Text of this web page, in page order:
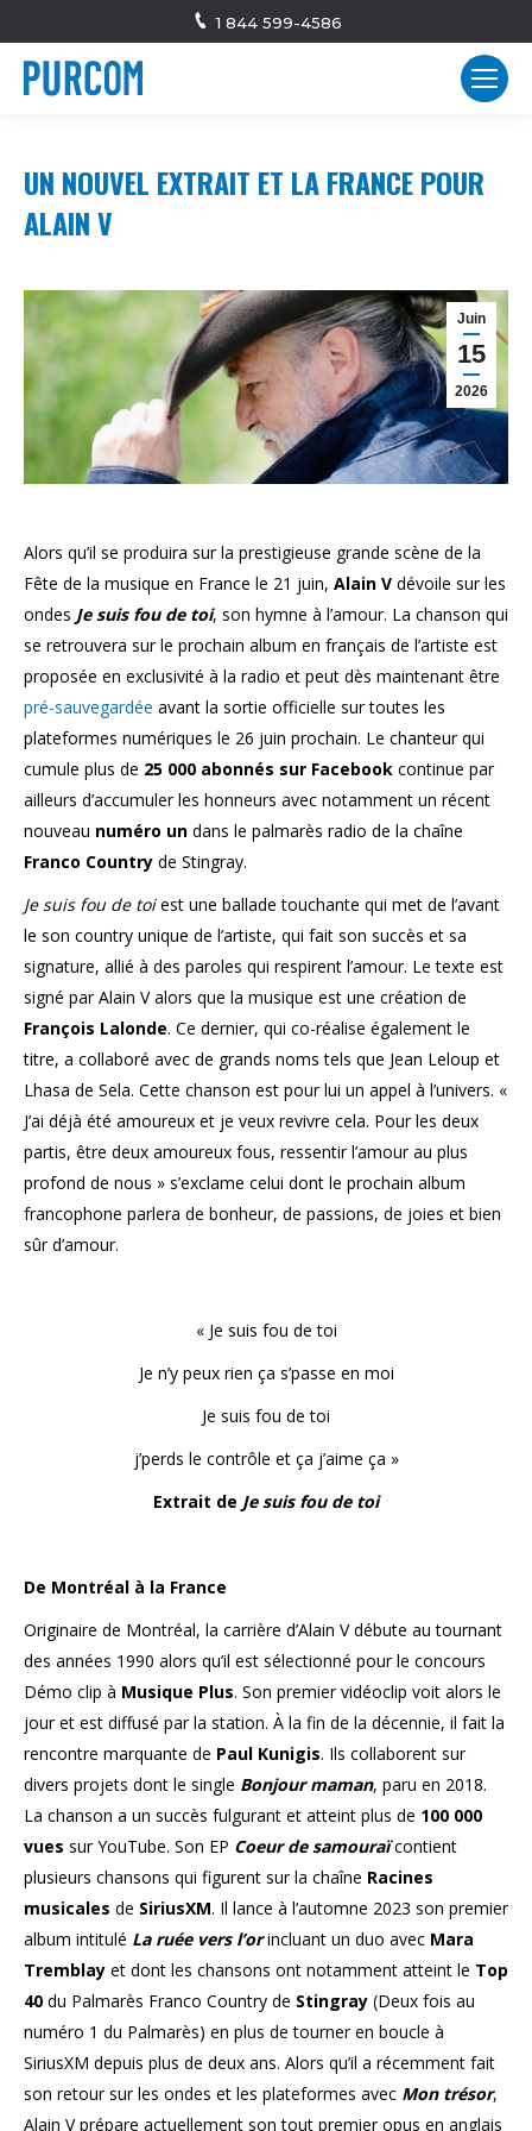
1 844 599-4586
UN NOUVEL EXTRAIT ET LA FRANCE POUR
ALAIN V
Juin
15
2026
Alors qu’il se produira sur la prestigieuse grande scène de la
Fête de la musique en France le 21 juin, Alain V dévoile sur les
ondes Je suis fou de toi, son hymne à l’amour. La chanson qui
se retrouvera sur le prochain album en français de l’artiste est
proposée en exclusivité à la radio et peut dès maintenant être
pré-sauvegardée avant la sortie officielle sur toutes les
plateformes numériques le 26 juin prochain. Le chanteur qui
cumule plus de 25 000 abonnés sur Facebook continue par
ailleurs d’accumuler les honneurs avec notamment un récent
nouveau numéro un dans le palmarès radio de la chaîne
Franco Country de Stingray.
Je suis fou de toiest une ballade touchante qui met de l’avant
le son country unique de l’artiste, qui fait son succès et sa
signature, allié à des paroles qui respirent l’amour. Le texte est
signé par Alain V alors que la musique est une création de
François Lalonde. Ce dernier, qui co-réalise également le
titre, a collaboré avec de grands noms tels que Jean Leloup et
Lhasa de Sela. Cette chanson est pour lui un appel à l’univers. «
J’ai déjà été amoureux et je veux revivre cela. Pour les deux
partis, être deux amoureux fous, ressentir l’amour au plus
profond de nous » s’exclame celui dont le prochain album
francophone parlera de bonheur, de passions, de joies et bien
sûr d’amour.
« Je suis fou de toi
Je n’y peux rien ça s’passe en moi
Je suis fou de toi
j’perds le contrôle et ça j’aime ça »
Extrait de Je suis fou de toi
De Montréal à la France
Originaire de Montréal, la carrière d’Alain V débute au tournant
des années 1990 alors qu’il est sélectionné pour le concours
Démo clip à Musique Plus. Son premier vidéoclip voit alors le
jour et est diffusé par la station. À la fin de la décennie, il fait la
rencontre marquante de Paul Kunigis. Ils collaborent sur
divers projets dont le single Bonjour maman, paru en 2018.
La chanson a un succès fulgurant et atteint plus de 100 000
vues sur YouTube. Son EP Coeur de samouraïcontient
plusieurs chansons qui figurent sur la chaîne Racines
musicales de SiriusXM. Il lance à l’automne 2023 son premier
album intitulé La ruée vers l’orincluant un duo avec Mara
Tremblay et dont les chansons ont notamment atteint le Top
40 du Palmarès Franco Country de Stingray (Deux fois au
numéro 1 du Palmarès) en plus de tourner en boucle à
SiriusXM depuis plus de deux ans. Alors qu’il a récemment fait
son retour sur les ondes et les plateformes avec Mon trésor,
Alain V prépare actuellement son tout premier opus en anglais